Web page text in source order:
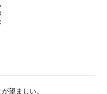
望ましい。